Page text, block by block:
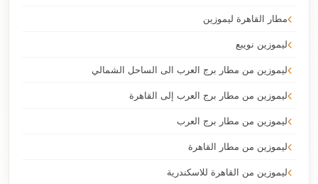
مطار القاهرة ليموزين
ليموزين نويبع
ليموزين من مطار برج العرب الى الساحل الشمالي
ليموزين من مطار برج العرب إلى القاهرة
ليموزين من مطار برج العرب
ليموزين من مطار القاهرة
ليموزين من القاهرة للاسكندرية